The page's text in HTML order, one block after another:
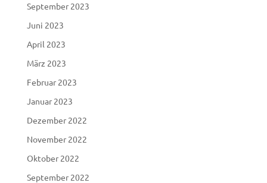
September 2023
Juni 2023
April 2023
März 2023
Februar 2023
Januar 2023
Dezember 2022
November 2022
Oktober 2022
September 2022